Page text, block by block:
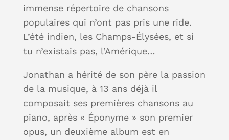
immense répertoire de chansons
populaires qui n’ont pas pris une ride.
L’été indien, les Champs-Élysées, et si
tu n’existais pas, l’Amérique…
Jonathan a hérité de son père la passion
de la musique, à 13 ans déjà il
composait ses premières chansons au
piano, après « Éponyme » son premier
opus, un deuxième album est en